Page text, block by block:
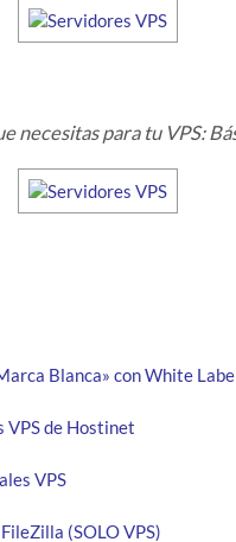
necesitas para tu VPS:
Blanca» con White
VPS de Hostinet
VPS
(SOLO VPS)